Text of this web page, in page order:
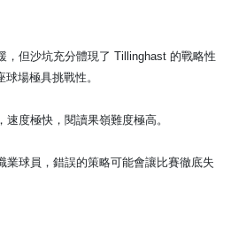
，但沙坑充分體現了 Tillinghast 的戰略性
場極具挑戰性。
度極快，閱讀果嶺難度極高。
業球員，錯誤的策略可能會讓比賽徹底失